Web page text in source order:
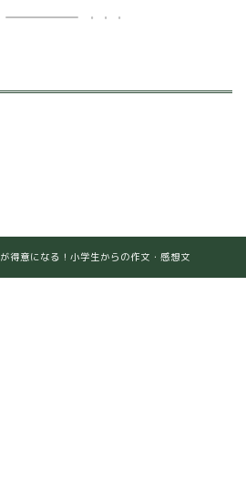
得意になる！小学生からの作文・感想文